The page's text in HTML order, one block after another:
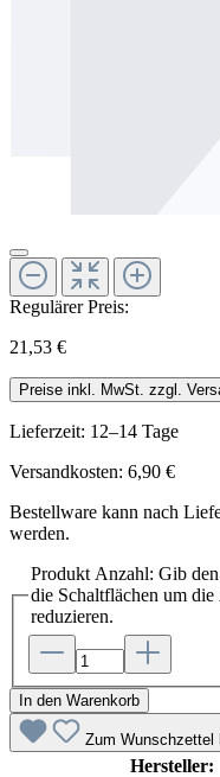
Regulärer Preis:
21,53 €
Preise inkl. MwSt. zzgl.
Lieferzeit: 12–14 Tage
Versandkosten: 6,90 €
Bestellware kann nach
werden.
Produkt Anzahl: Gib
die Schaltflächen um
reduzieren.
In den Warenkorb
Zum Wunschzettel
Hersteller: